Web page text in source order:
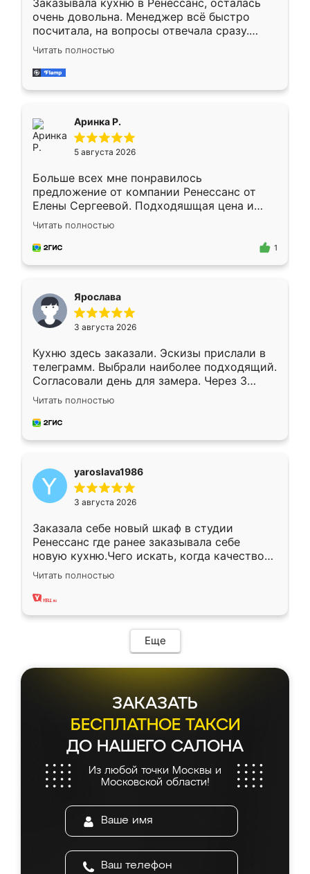
Заказывала кухню в Ренессанс, осталась
очень довольна. Менеджер всё быстро
посчитала, на вопросы отвечала сразу.
Замерщик приехал в субботу, подошёл к
делу со всей ответственностью. Собрали
за день, ребята работали аккуратно, даже
Читать полностью
Аринка Р.
5 августа 2026
Больше всех мне понравилось
предложение от компании Ренессанс от
Елены Сергеевой. Подходяшщая цена и
короткие сроки изготовления. Приехавший
для замера сотрудник Владислав
предложил по моему эскизу самый
Читать полностью
1
Ярослава
3 августа 2026
Кухню здесь заказали. Эскизы прислали в
телеграмм. Выбрали наиболее подходящий.
Согласовали день для замера. Через 3
недели кухня была уже готова. Остались
довольны работой. Спасибо Ренессанс
мебель за качественную работу!
Читать полностью
yaroslava1986
3 августа 2026
Заказала себе новый шкаф в студии
Ренессанс где ранее заказывала себе
новую кухню.Чего искать, когда качеством
вполне довольна. Служит кухня уже почти
два года, нареканий нет.
Читать полностью
Еще
ЗАКАЗАТЬ
БЕСПЛАТНОЕ ТАКСИ
ДО НАШЕГО САЛОНА
Из любой точки Москвы и
Московской области!